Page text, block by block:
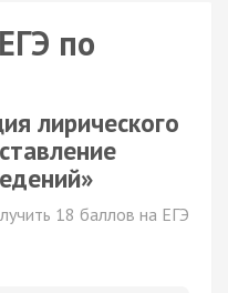
по
лирического
18 баллов на ЕГЭ